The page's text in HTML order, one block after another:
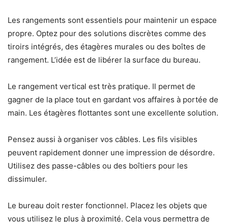
Les rangements sont essentiels pour maintenir un espace
propre. Optez pour des solutions discrètes comme des
tiroirs intégrés, des étagères murales ou des boîtes de
rangement. L’idée est de libérer la surface du bureau.
Le rangement vertical est très pratique. Il permet de
gagner de la place tout en gardant vos affaires à portée de
main. Les étagères flottantes sont une excellente solution.
Pensez aussi à organiser vos câbles. Les fils visibles
peuvent rapidement donner une impression de désordre.
Utilisez des passe-câbles ou des boîtiers pour les
dissimuler.
Le bureau doit rester fonctionnel. Placez les objets que
vous utilisez le plus à proximité. Cela vous permettra de